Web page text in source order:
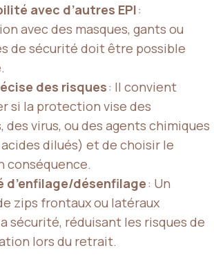
avec d’autres EPI:
avec des masques, gants ou
de sécurité doit être possible
des risques: Il convient
si la protection vise des
des virus, ou des agents chimiques
dilués) et de choisir le
conséquence.
d’enfilage/désenfilage: Un
zips frontaux ou latéraux
sécurité, réduisant les risques de
lors du retrait.